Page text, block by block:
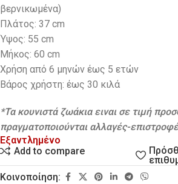
βερνικωμένα)
Πλάτος: 37 cm
Ύψος: 55 cm
Μήκος: 60 cm
Χρήση από 6 μηνών έως 5 ετών
Βάρος χρήστη: έως 30 κιλά
*Τα κουνιστά ζωάκια ειναι σε τιμή
πραγματοποιούνται αλλαγές-
Εξαντλημένο
Add to compare
Κοινοποίηση: